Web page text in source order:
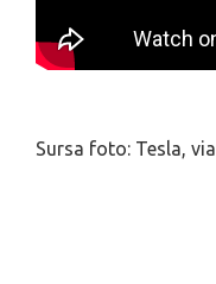
Sursa foto: Tesla, via